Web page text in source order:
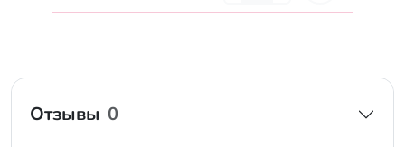
Отзывы 0